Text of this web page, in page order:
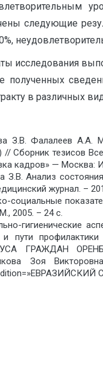
следующие
исследования
полученных
в различных
З.В. Фалалеев А.А.
// Сборник тезисов
кадров» —
З.В. Анализ
журнал. –
социальные
2005. – 24 с.
гигиенические
и пути
ГРАЖДАН
Зоя